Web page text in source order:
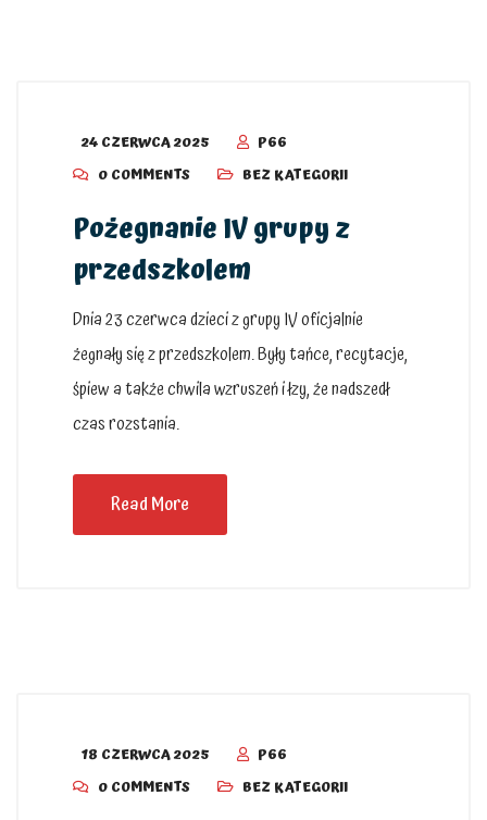
24 CZERWCA 2025
P66
0 COMMENTS
BEZ KATEGORII
Pożegnanie IV grupy z
przedszkolem
Dnia 23 czerwca dzieci z grupy IV oficjalnie
żegnały się z przedszkolem. Były tańce, recytacje,
śpiew a także chwila wzruszeń i łzy, że nadszedł
czas rozstania.
Read More
18 CZERWCA 2025
P66
0 COMMENTS
BEZ KATEGORII